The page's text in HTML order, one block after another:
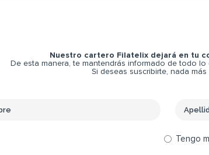
Nuestro cartero Filatelix dejará en tu
De esta manera, te mantendrás informado de todo
Si deseas suscribirte, nada
Tengo